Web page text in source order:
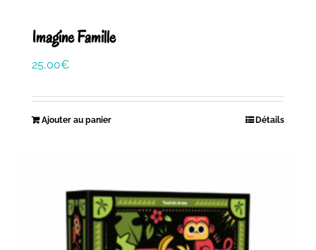
Imagine Famille
25,00€
Ajouter au panier Détails